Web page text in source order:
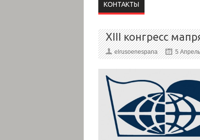
КОНТАКТЫ
XIII конгресс
elrusoenespana 5